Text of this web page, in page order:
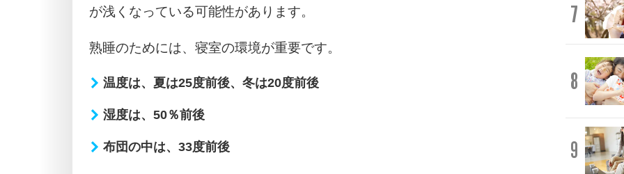
が浅くなっている可能性があります。
熟睡のためには、寝室の環境が重要です。
温度は、夏は25度前後、冬は20度前後
湿度は、50％前後
布団の中は、33度前後
7
8
9